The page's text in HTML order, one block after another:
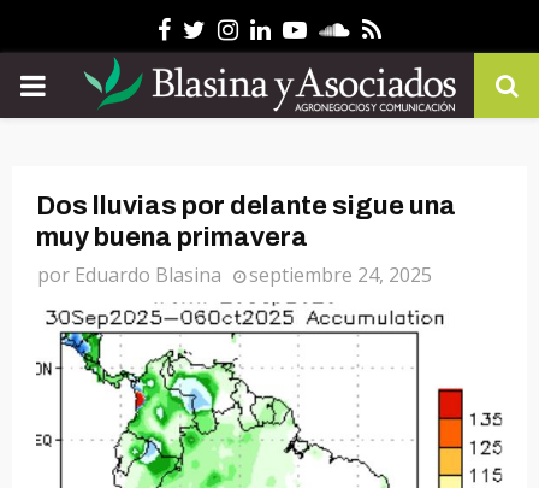
Facebook
Twitter
Instagram
Linkedin
YoutubeSoundcloud
Rss
PRIMARY
Dos lluvias por delante sigue una
muy buena primavera
por Eduardo Blasina septiembre 24, 2025